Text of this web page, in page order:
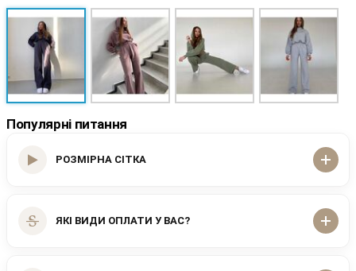
Популярні питання
РОЗМІРНА СІТКА
ЯКІ ВИДИ ОПЛАТИ У ВАС?